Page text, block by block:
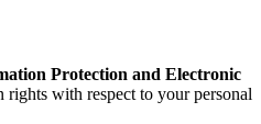
Protection and Electronic
rights with respect to your personal